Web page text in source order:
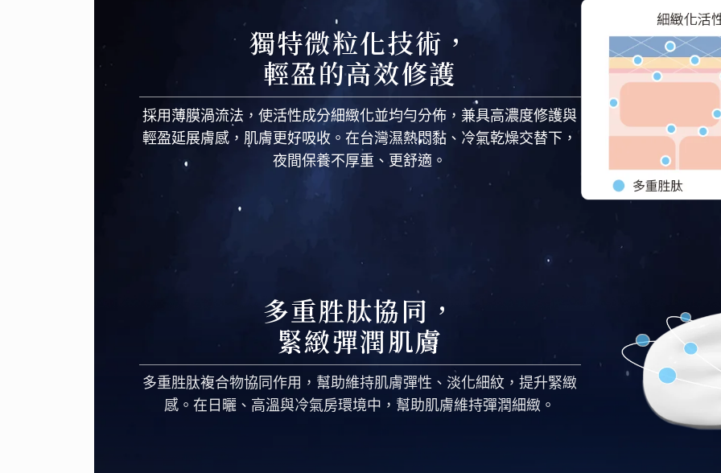
獨特微粒化技術，
輕盈的高效修護
採用薄膜渦流法，使活性成分細緻化並均勻分佈，兼具高濃度修護與
輕盈延展膚感，肌膚更好吸收。在台灣濕熱悶黏、冷氣乾燥交替下，
夜間保養不厚重、更舒適。
多重胜肽協同，
緊緻彈潤肌膚
多重胜肽複合物協同作用，幫助維持肌膚彈性、淡化細紋，提升緊緻
感。在日曬、高溫與冷氣房環境中，幫助肌膚維持彈潤細緻。